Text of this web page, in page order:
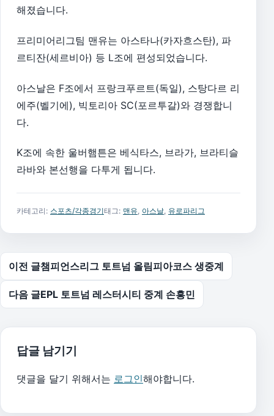
해졌습니다.
프리미어리그팀 맨유는 아스타나(카자흐스탄), 파
르티잔(세르비아) 등 L조에 편성되었습니다.
아스날은 F조에서 프랑크푸르트(독일), 스탕다르 리
에주(벨기에), 빅토리아 SC(포르투갈)와 경쟁합니
다.
K조에 속한 울버햄튼은 베식타스, 브라가, 브라티슬
라바와 본선행을 다투게 됩니다.
카테고리: 스포츠/각종경기태그: 맨유, 아스날, 유로파리그
글 탐색
이전 글챔피언스리그 토트넘 올림피아코스 생중계
다음 글EPL 토트넘 레스터시티 중계 손흥민
답글 남기기
댓글을 달기 위해서는 로그인해야합니다.